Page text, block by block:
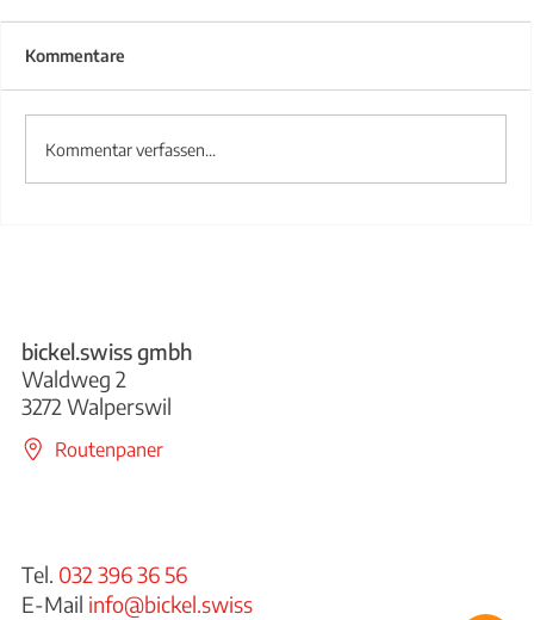
Treppengeländer aus Stahl
Kommentare
Kommentar verfassen...
bickel.swiss gmbh
Waldweg 2
3272 Walperswil
Routenpaner
Tel. 032 396 36 56
E-Mail info@bickel.swiss